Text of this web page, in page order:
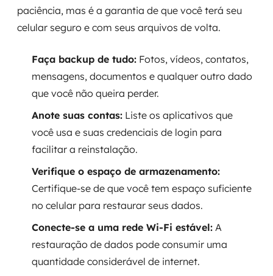
paciência, mas é a garantia de que você terá seu
celular seguro e com seus arquivos de volta.
Faça backup de tudo: Fotos, vídeos, contatos,
mensagens, documentos e qualquer outro dado
que você não queira perder.
Anote suas contas: Liste os aplicativos que
você usa e suas credenciais de login para
facilitar a reinstalação.
Verifique o espaço de armazenamento:
Certifique-se de que você tem espaço suficiente
no celular para restaurar seus dados.
Conecte-se a uma rede Wi-Fi estável: A
restauração de dados pode consumir uma
quantidade considerável de internet.